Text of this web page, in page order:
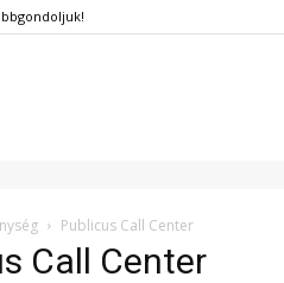
Publicus Call Center
Call Center